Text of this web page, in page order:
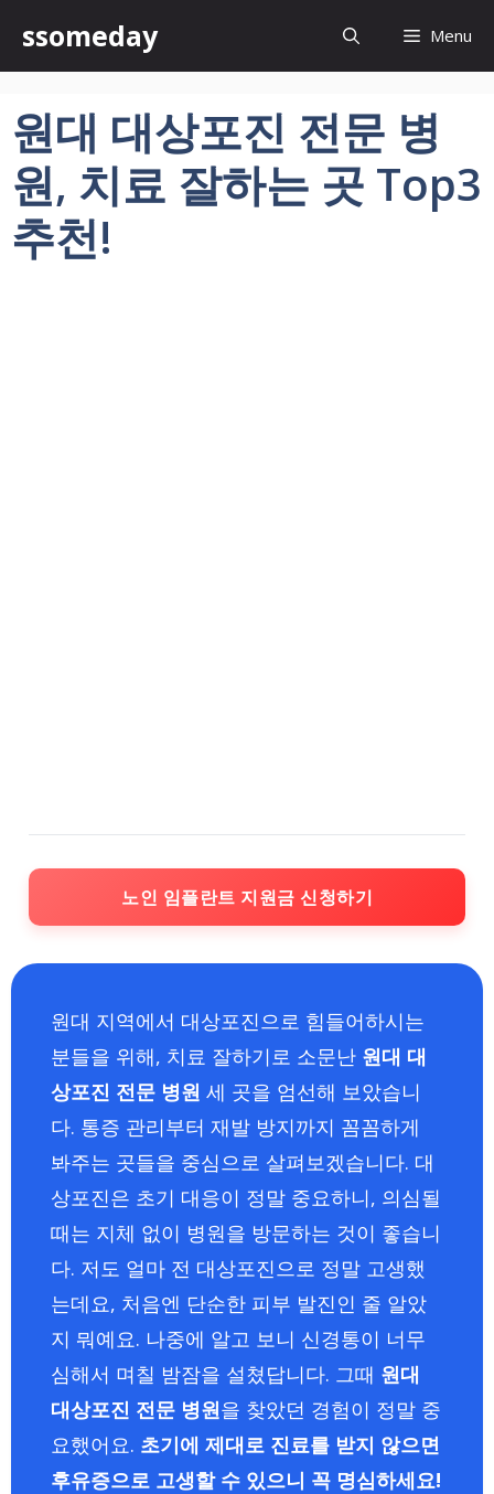
츠
뛰
ssomeday Menu
원대 대상포진 전문 병
원, 치료 잘하는 곳 Top3
추천!
노인 임플란트 지원금 신청하기
원대 지역에서 대상포진으로 힘들어하시는
분들을 위해, 치료 잘하기로 소문난 원대 대
상포진 전문 병원 세 곳을 엄선해 보았습니
다. 통증 관리부터 재발 방지까지 꼼꼼하게
봐주는 곳들을 중심으로 살펴보겠습니다. 대
상포진은 초기 대응이 정말 중요하니, 의심될
때는 지체 없이 병원을 방문하는 것이 좋습니
다. 저도 얼마 전 대상포진으로 정말 고생했
는데요, 처음엔 단순한 피부 발진인 줄 알았
지 뭐예요. 나중에 알고 보니 신경통이 너무
심해서 며칠 밤잠을 설쳤답니다. 그때 원대
대상포진 전문 병원을 찾았던 경험이 정말 중
요했어요. 초기에 제대로 진료를 받지 않으면
후유증으로 고생할 수 있으니 꼭 명심하세요!